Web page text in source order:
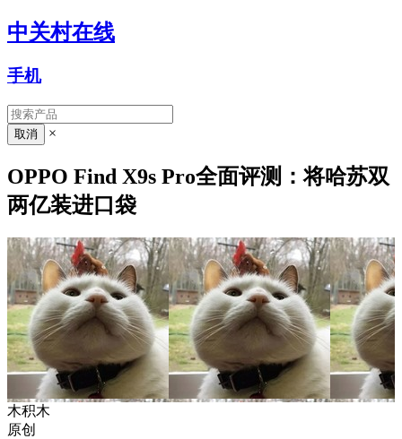
中关村在线
手机
×
OPPO Find X9s Pro全面评测：将哈苏双
两亿装进口袋
木积木
原创